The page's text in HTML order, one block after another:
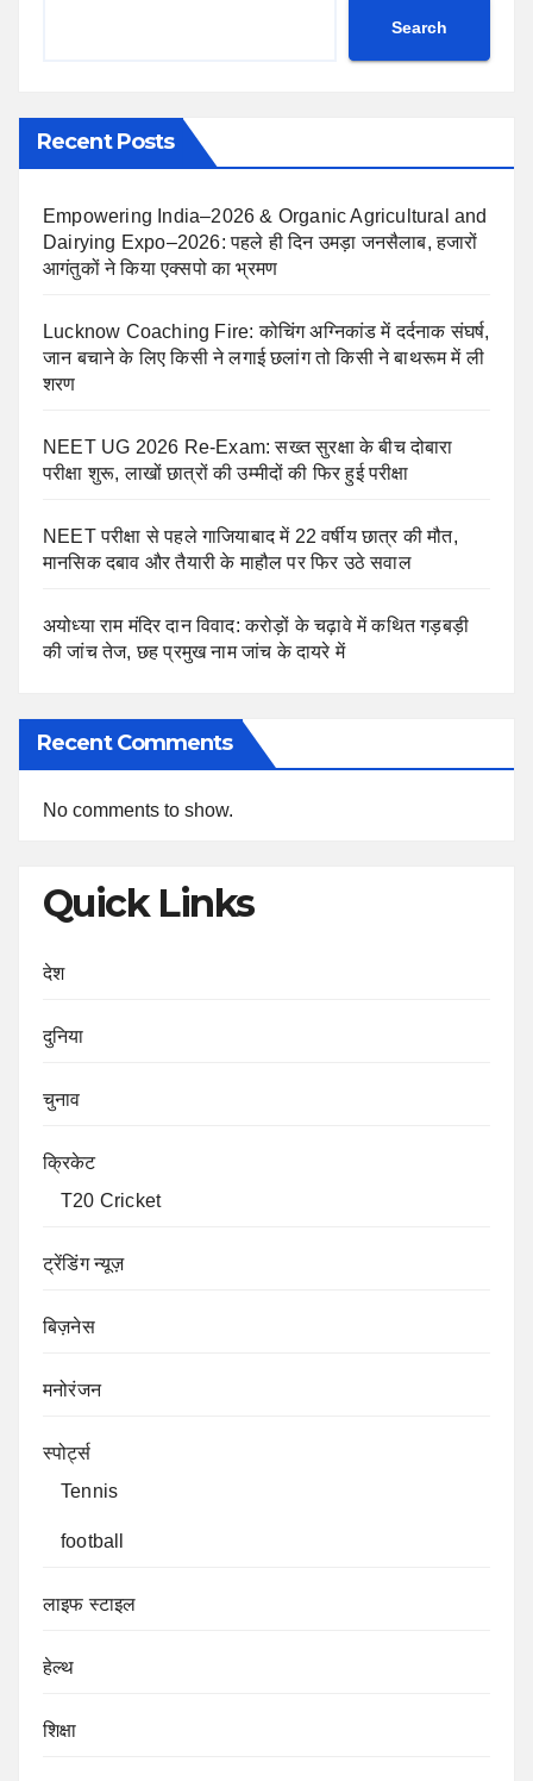
Search
Recent Posts
Empowering India–2026 & Organic Agricultural and
Dairying Expo–2026: पहले ही दिन उमड़ा जनसैलाब, हजारों
आगंतुकों ने किया एक्सपो का भ्रमण
Lucknow Coaching Fire: कोचिंग अग्निकांड में दर्दनाक संघर्ष,
जान बचाने के लिए किसी ने लगाई छलांग तो किसी ने बाथरूम में ली
शरण
NEET UG 2026 Re-Exam: सख्त सुरक्षा के बीच दोबारा
परीक्षा शुरू, लाखों छात्रों की उम्मीदों की फिर हुई परीक्षा
NEET परीक्षा से पहले गाजियाबाद में 22 वर्षीय छात्र की मौत,
मानसिक दबाव और तैयारी के माहौल पर फिर उठे सवाल
अयोध्या राम मंदिर दान विवाद: करोड़ों के चढ़ावे में कथित गड़बड़ी
की जांच तेज, छह प्रमुख नाम जांच के दायरे में
Recent Comments
No comments to show.
Quick Links
देश
दुनिया
चुनाव
क्रिकेट
T20 Cricket
ट्रेंडिंग न्यूज़
बिज़नेस
मनोरंजन
स्पोर्ट्स
Tennis
football
लाइफ स्टाइल
हेल्थ
शिक्षा